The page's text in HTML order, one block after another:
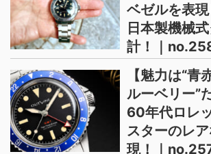
ベゼルを表
日本製機械
計！｜
【魅力は“青
ルーベリー”
60年代ロレ
スターのレ
現！｜